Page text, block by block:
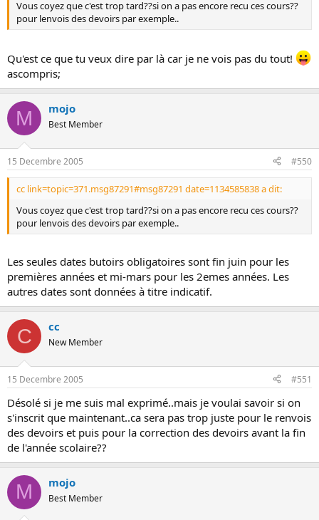
Vous coyez que c'est trop tard??si on a pas encore recu ces cours??
pour lenvois des devoirs par exemple..
Qu'est ce que tu veux dire par là car je ne vois pas du tout!
ascompris;
M mojo
Best Member
15 Decembre 2005 #550
cc link=topic=371.msg87291#msg87291 date=1134585838 a dit:
Vous coyez que c'est trop tard??si on a pas encore recu ces cours??
pour lenvois des devoirs par exemple..
Les seules dates butoirs obligatoires sont fin juin pour les
premières années et mi-mars pour les 2emes années. Les
autres dates sont données à titre indicatif.
C cc
New Member
15 Decembre 2005 #551
Désolé si je me suis mal exprimé..mais je voulai savoir si on
s'inscrit que maintenant..ca sera pas trop juste pour le renvois
des devoirs et puis pour la correction des devoirs avant la fin
de l'année scolaire??
M mojo
Best Member